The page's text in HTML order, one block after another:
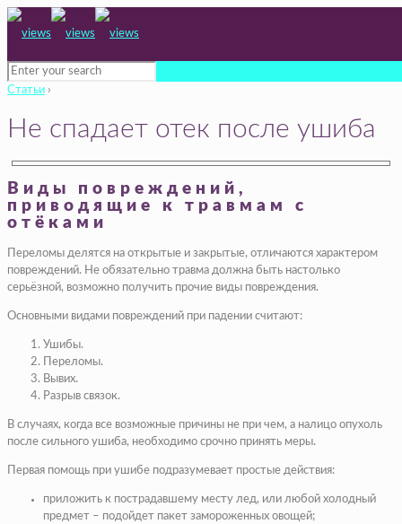
Статьи ›
Не спадает отек после ушиба
Виды повреждений,
приводящие к травмам с
отёками
Переломы делятся на открытые и закрытые, отличаются характером
повреждений. Не обязательно травма должна быть настолько
серьёзной, возможно получить прочие виды повреждения.
Основными видами повреждений при падении считают:
Ушибы.
Переломы.
Вывих.
Разрыв связок.
В случаях, когда все возможные причины не при чем, а налицо опухоль
после сильного ушиба, необходимо срочно принять меры.
Первая помощь при ушибе подразумевает простые действия:
приложить к пострадавшему месту лед, или любой холодный
предмет – подойдет пакет замороженных овощей;